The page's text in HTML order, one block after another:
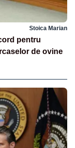
Stoica Marian
pentru
de ovine